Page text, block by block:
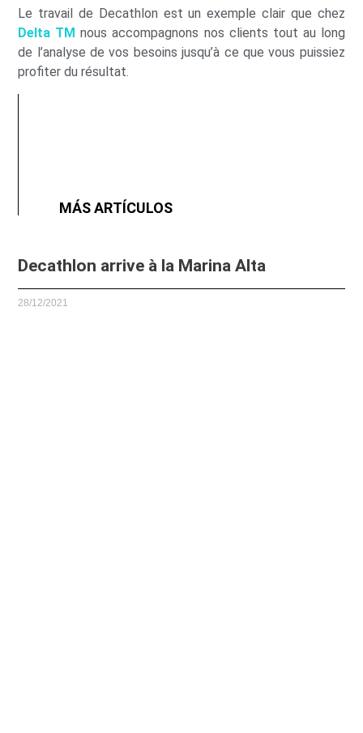
Le travail de Decathlon est un exemple clair que chez
Delta TM nous accompagnons nos clients tout au long
de l’analyse de vos besoins jusqu’à ce que vous puissiez
profiter du résultat.
MÁS ARTÍCULOS
Decathlon arrive à la Marina Alta
28/12/2021